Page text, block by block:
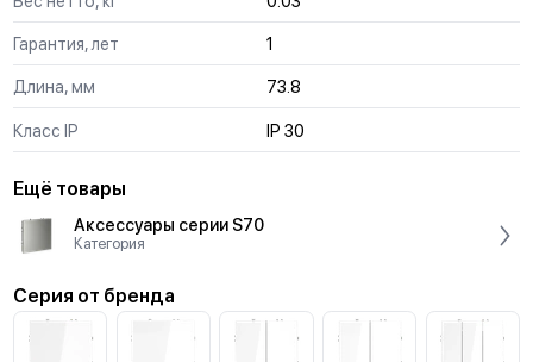
Гарантия, лет 1
Длина, мм 73.8
Класс IP IP 30
Ещё товары
Аксессуары серии S70
Категория
Серия от бренда